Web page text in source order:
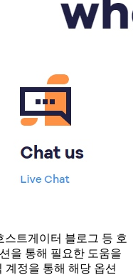
스트게이터 블로그 등 호
을 통해 필요한 도움을
계정을 통해 해당 옵션